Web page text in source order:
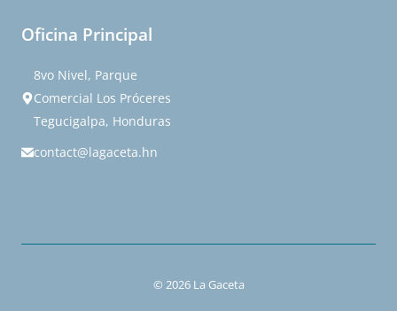
Oficina Principal
8vo Nivel, Parque
Comercial Los Próceres
Tegucigalpa, Honduras
contact@lagaceta.hn
© 2026 La Gaceta